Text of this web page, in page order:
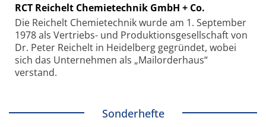
RCT Reichelt Chemietechnik GmbH + Co.
Die Reichelt Chemietechnik wurde am 1. September
1978 als Vertriebs- und Produktionsgesellschaft von
Dr. Peter Reichelt in Heidelberg gegründet, wobei
sich das Unternehmen als „Mailorderhaus“
verstand.
Sonderhefte